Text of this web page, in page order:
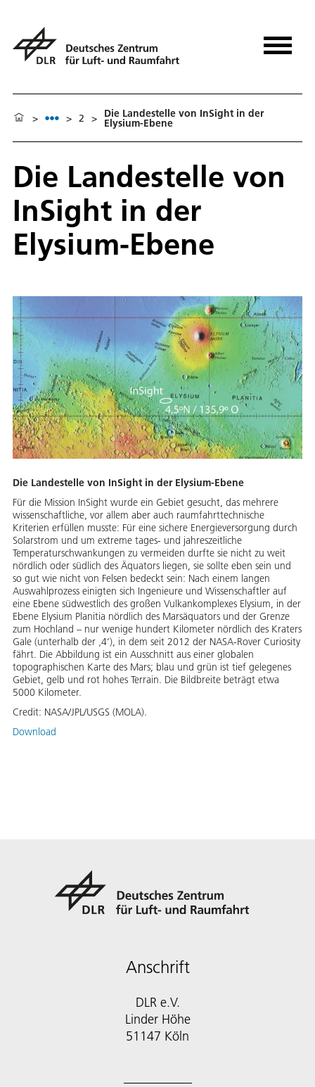
> > 2 > Die Landestelle von InSight in der
Elysium-Ebene
Die Landestelle von
InSight in der
Elysium-Ebene
Die Landestelle von InSight in der Elysium-Ebene
Für die Mission InSight wurde ein Gebiet gesucht, das mehrere
wissenschaftliche, vor allem aber auch raumfahrttechnische
Kriterien erfüllen musste: Für eine sichere Energieversorgung durch
Solarstrom und um extreme tages- und jahreszeitliche
Temperaturschwankungen zu vermeiden durfte sie nicht zu weit
nördlich oder südlich des Äquators liegen, sie sollte eben sein und
so gut wie nicht von Felsen bedeckt sein: Nach einem langen
Auswahlprozess einigten sich Ingenieure und Wissenschaftler auf
eine Ebene südwestlich des großen Vulkankomplexes Elysium, in der
Ebene Elysium Planitia nördlich des Marsäquators und der Grenze
zum Hochland – nur wenige hundert Kilometer nördlich des Kraters
Gale (unterhalb der ‚4’), in dem seit 2012 der NASA-Rover Curiosity
fährt. Die Abbildung ist ein Ausschnitt aus einer globalen
topographischen Karte des Mars; blau und grün ist tief gelegenes
Gebiet, gelb und rot hohes Terrain. Die Bildbreite beträgt etwa
5000 Kilometer.
Credit: NASA/JPL/USGS (MOLA).
Download
Anschrift
DLR e.V.
Linder Höhe
51147 Köln